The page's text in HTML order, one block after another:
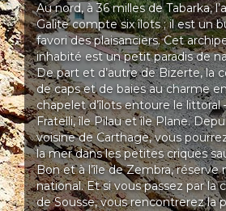
Au nord, à 36 milles de Tabarka,
Galite compte six îlots ; il est un
favori des plaisanciers. Cet
inhabité est un petit paradis de
De part et d’autre de Bizerte, la
de caps et de baies au charme
chapelet d’îlots entoure le littoral
Fratelli, île Pilau et île Plane.
voisine de Carthage, vous
la mer dans les petites criques
Bon et à l’île de Zembra, réserve
national. Et si vous passez par la
de Sousse, vous rencontrerez la